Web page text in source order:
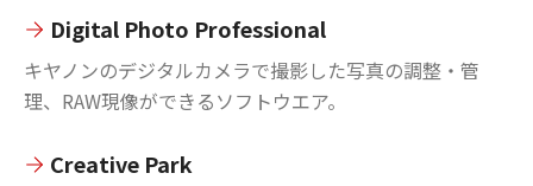
Digital Photo Professional
キヤノンのデジタルカメラで撮影した写真の調整・管
理、RAW現像ができるソフトウエア。
Creative Park